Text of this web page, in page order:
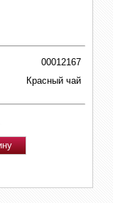
00012167
Красный чай